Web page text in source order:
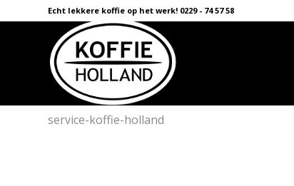
Echt lekkere koffie op het werk! 0229 - 74 57 58
service-koffie-holland